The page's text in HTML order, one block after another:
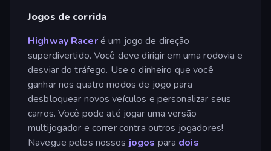
Jogos de corrida
Highway Raceré um jogo de direção
superdivertido. Você deve dirigir em uma rodovia e
desviar do tráfego. Use o dinheiro que você
ganhar nos quatro modos de jogo para
desbloquear novos veículos e personalizar seus
carros. Você pode até jogar uma versão
multijogador e correr contra outros jogadores!
Navegue pelos nossos jogos para dois